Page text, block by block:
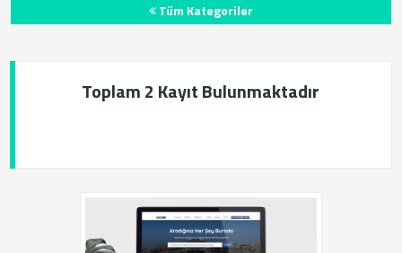
Tüm Kategoriler
Toplam 2 Kayıt Bulunmaktadır